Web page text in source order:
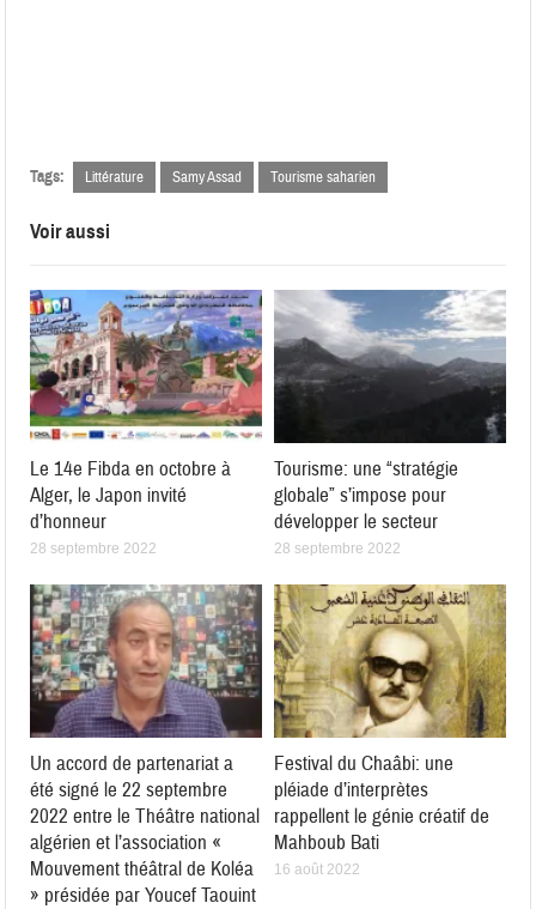
Tags: Littérature Samy Assad Tourisme saharien
Voir aussi
Le 14e Fibda en octobre à
Alger, le Japon invité
d’honneur
28 septembre 2022
Tourisme: une “stratégie
globale” s’impose pour
développer le secteur
28 septembre 2022
Un accord de partenariat a
été signé le 22 septembre
2022 entre le Théâtre national
algérien et l’association «
Mouvement théâtral de Koléa
» présidée par Youcef Taouint
Festival du Chaâbi: une
pléiade d’interprètes
rappellent le génie créatif de
Mahboub Bati
16 août 2022